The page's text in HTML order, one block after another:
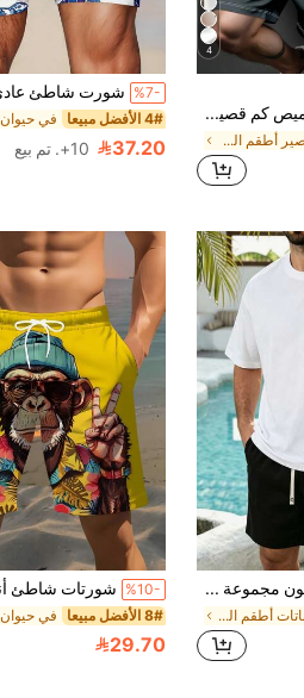
4
طقم شورت وقميص كم قصير مطبوع بأشجار النخيل للرجال
في قصير أطقم الشاطئ للرجال
%7-
4# الأفضل مبيعا
37.20 10+. تم بيع
تي شيرت وبنطلون مجموعة شاطئ بطبعة أشجار النخيل، طراز مناسب للرجال في الصيف، طراز نظيف وعادي، إطلالة منتجع الساحل الغربي، مناسب للمنزل والمكتب والخارج والمدينة والشارع والترفيه والشباب والجامعة والطراز الرجعي المتنوع والأنيق والشخصي والرياضي
في النباتات أطقم الشاطئ للرجال
%10-
8# الأفضل مبيعا
29.70